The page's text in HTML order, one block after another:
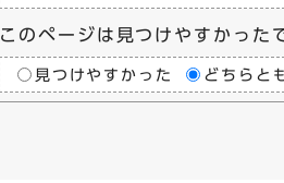
このページは見つけやすかった
見つけやすかった どちらと